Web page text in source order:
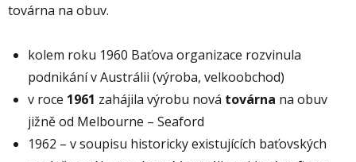
továrna na obuv.
kolem roku 1960 Baťova organizace rozvinula
podnikání v Austrálii (výroba, velkoobchod)
v roce 1961 zahájila výrobu nová továrna na obuv
jižně od Melbourne – Seaford
1962 – v soupisu historicky existujících baťovských